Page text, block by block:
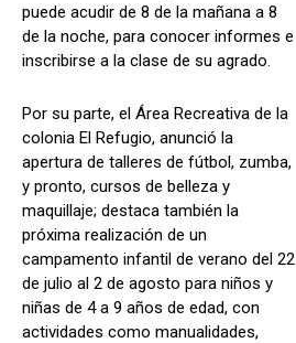
puede acudir de 8 de la mañana a 8
de la noche, para conocer informes e
inscribirse a la clase de su agrado.
Por su parte, el Área Recreativa de la
colonia El Refugio, anunció la
apertura de talleres de fútbol, zumba,
y pronto, cursos de belleza y
maquillaje; destaca también la
próxima realización de un
campamento infantil de verano del 22
de julio al 2 de agosto para niños y
niñas de 4 a 9 años de edad, con
actividades como manualidades,